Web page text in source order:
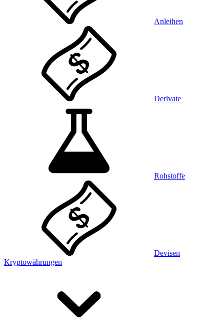
Anleihen
Derivate
Rohstoffe
Devisen
Kryptowährungen